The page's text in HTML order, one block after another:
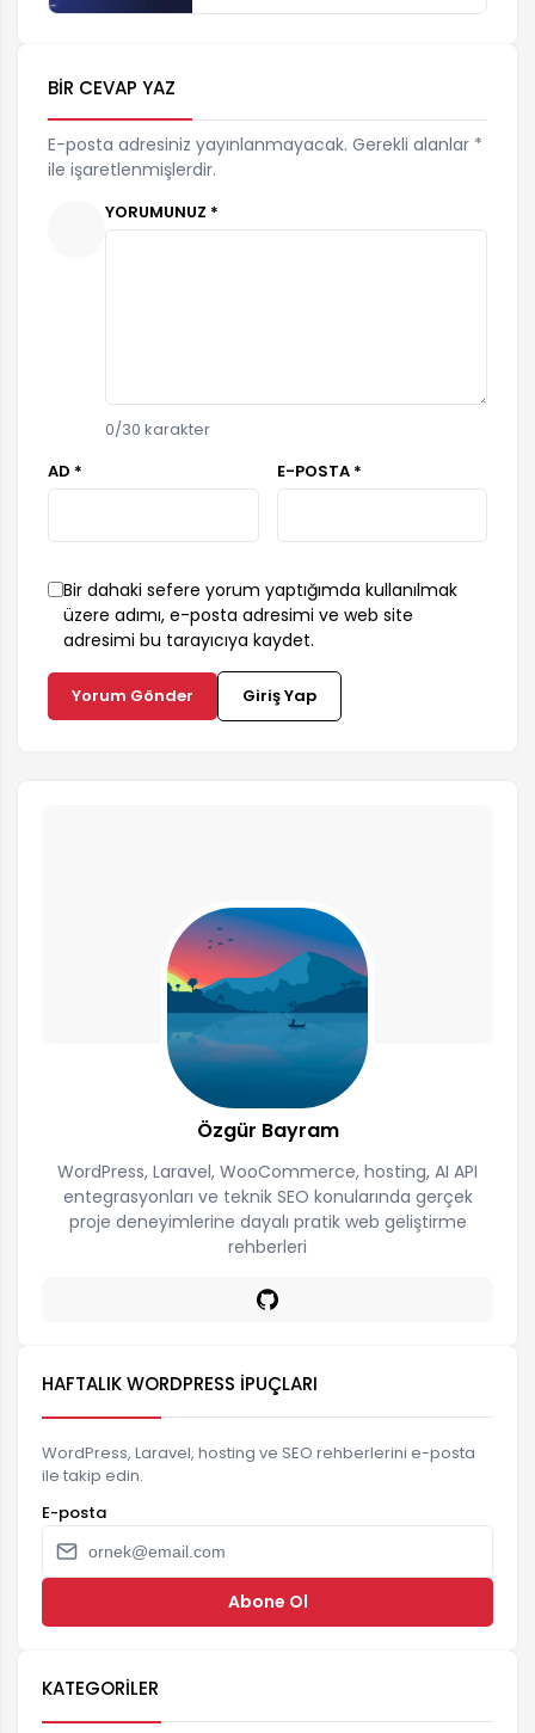
BIR CEVAP YAZ
E-posta adresiniz yayınlanmayacak. Gerekli alanlar *
ile işaretlenmişlerdir.
YORUMUNUZ *
0/30 karakter
AD *
E-POSTA *
Bir dahaki sefere yorum yaptığımda kullanılmak
üzere adımı, e-posta adresimi ve web site
adresimi bu tarayıcıya kaydet.
Yorum Gönder Giriş Yap
Özgür Bayram
WordPress, Laravel, WooCommerce, hosting, AI API
entegrasyonları ve teknik SEO konularında gerçek
proje deneyimlerine dayalı pratik web geliştirme
rehberleri
HAFTALIK WORDPRESS İPUÇLARI
WordPress, Laravel, hosting ve SEO rehberlerini e-posta
ile takip edin.
E-posta
Abone Ol
KATEGORILER